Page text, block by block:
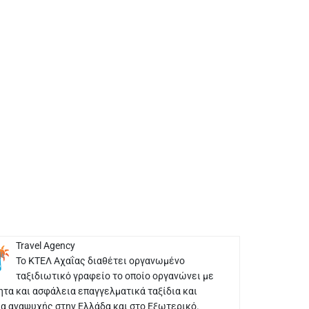
Travel Agency
Το ΚΤΕΛ Αχαΐας διαθέτει οργανωμένο
ταξιδιωτικό γραφείο το οποίο οργανώνει με
και ασφάλεια επαγγελματικά ταξίδια και
αναψυχής στην Ελλάδα και στο Εξωτερικό.